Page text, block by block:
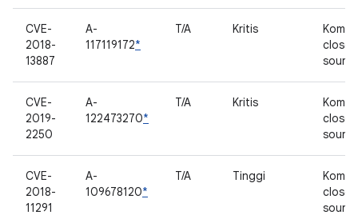
CVE-
2018-
13887
A-
117119172*
T/A Kritis
closed
source
CVE-
2019-
2250
A-
122473270*
T/A Kritis
closed
source
CVE-
2018-
11291
A-
109678120*
T/A Tinggi
closed
source